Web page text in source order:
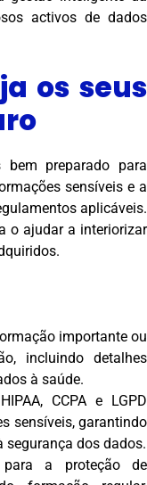
activos de dados
os seus
preparado para
sensíveis e a
aplicáveis.
o ajudar a interiorizar
importante ou
incluindo detalhes
à saúde.
CCPA e LGPD
sensíveis, garantindo
segurança dos dados.
a proteção de